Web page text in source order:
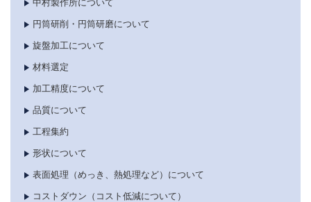
中村製作所について
円筒研削・円筒研磨について
旋盤加工について
材料選定
加工精度について
品質について
工程集約
形状について
表面処理（めっき、熱処理など）について
コストダウン（コスト低減について）